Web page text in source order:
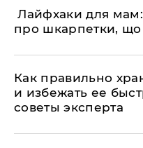
Лайфхаки для
про шкарпетки, що
Как правильно
и избежать ее
советы эксперта